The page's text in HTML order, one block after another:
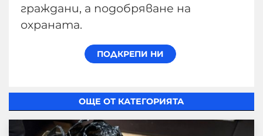
граждани, а подобряване на
охраната.
ОЩЕ ОТ КАТЕГОРИЯТА